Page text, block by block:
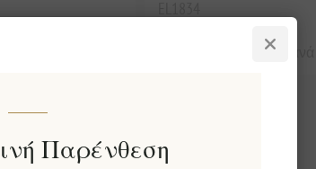
ισοδυναμεί με €180,00 ανά
Παρένθεση